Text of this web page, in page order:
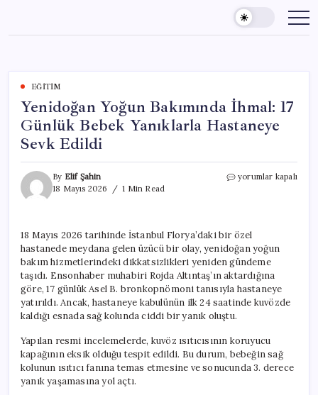
content
EĞITIM
Yenidoğan Yoğun Bakımında İhmal: 17
Günlük Bebek Yanıklarla Hastaneye
Sevk Edildi
By Elif Şahin
18 Mayıs 2026
1 Min Read
Yenidoğan
Günlük
Bebek
Yanıklarla
Hastaneye
Sevk
Edildi
için
yorumlar kapalı
18 Mayıs 2026 tarihinde İstanbul Florya’daki bir özel
hastanede meydana gelen üzücü bir olay, yenidoğan yoğun
bakım hizmetlerindeki dikkatsizlikleri yeniden gündeme
taşıdı. Ensonhaber muhabiri Rojda Altıntaş’ın aktardığına
göre, 17 günlük Asel B. bronkopnömoni tanısıyla hastaneye
yatırıldı. Ancak, hastaneye kabulünün ilk 24 saatinde kuvözde
kaldığı esnada sağ kolunda ciddi bir yanık oluştu.
Yapılan resmi incelemelerde, kuvöz ısıtıcısının koruyucu
kapağının eksik olduğu tespit edildi. Bu durum, bebeğin sağ
kolunun ısıtıcı fanına temas etmesine ve sonucunda 3. derece
yanık yaşamasına yol açtı.